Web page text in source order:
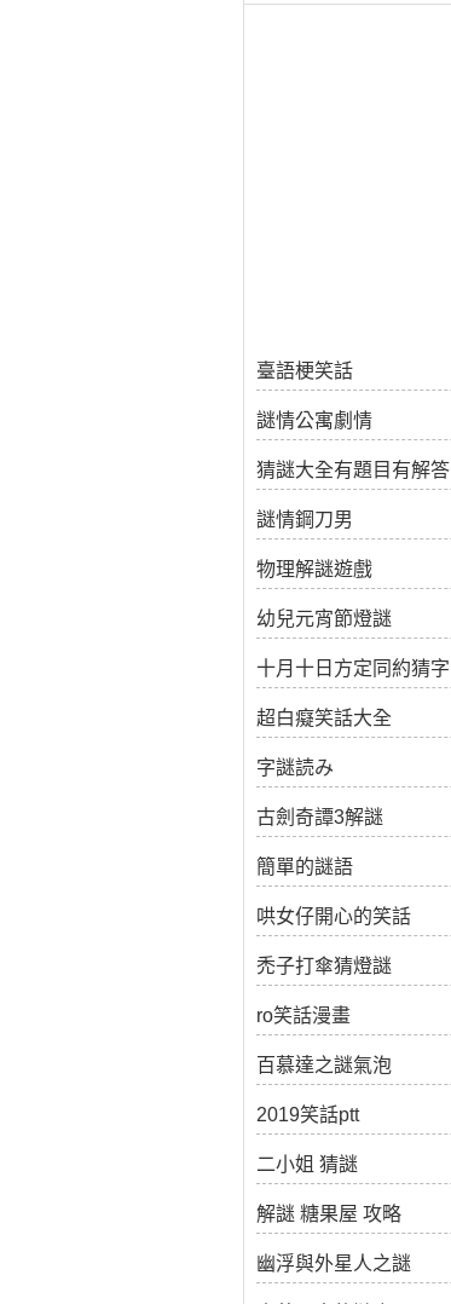
臺語梗笑話
謎情公寓劇情
猜謎大全有題目有解答
謎情鋼刀男
物理解謎遊戲
幼兒元宵節燈謎
十月十日方定同約猜字
超白癡笑話大全
字謎読み
古劍奇譚3解謎
簡單的謎語
哄女仔開心的笑話
禿子打傘猜燈謎
ro笑話漫畫
百慕達之謎氣泡
2019笑話ptt
二小姐 猜謎
解謎 糖果屋 攻略
幽浮與外星人之謎